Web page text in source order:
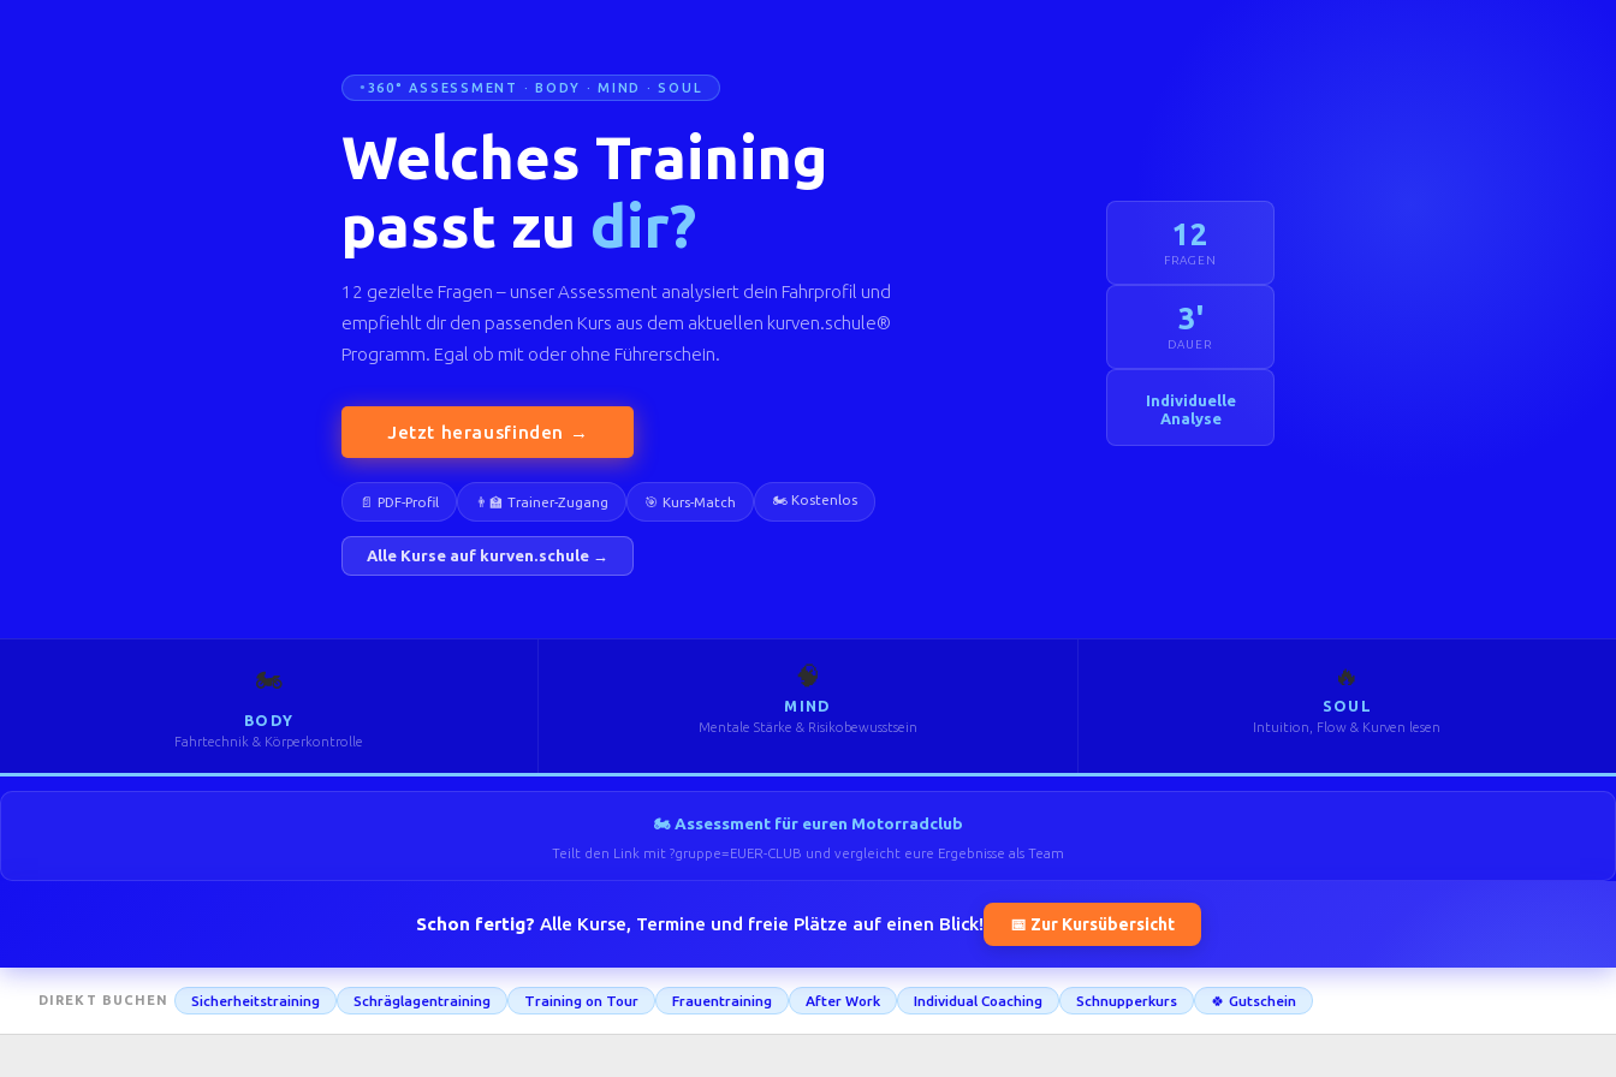
360° ASSESSMENT · BODY · MIND · SOUL
Welches Training
passt zu dir?
12 gezielte Fragen – unser Assessment analysiert dein Fahrprofil und
empfiehlt dir den passenden Kurs aus dem aktuellen kurven.schule®
Programm. Egal ob mit oder ohne Führerschein.
Jetzt herausfinden →
📄 PDF-Profil 👨‍🏫 Trainer-Zugang 🎯 Kurs-Match 🏍️ Kostenlos
Alle Kurse auf kurven.schule →
12
FRAGEN
3'
DAUER
Individuelle
Analyse
🏍️
BODY
Fahrtechnik & Körperkontrolle
🧠
MIND
Mentale Stärke & Risikobewusstsein
🔥
SOUL
Intuition, Flow & Kurven lesen
🏍️ Assessment für euren Motorradclub
Teilt den Link mit ?gruppe=EUER-CLUB und vergleicht eure Ergebnisse als Team
Schon fertig? Alle Kurse, Termine und freie Plätze auf einen Blick! 📅 Zur Kursübersicht
DIREKT BUCHEN Sicherheitstraining Schräglagentraining Training on Tour Frauentraining After Work Individual Coaching Schnupperkurs 🍀 Gutschein